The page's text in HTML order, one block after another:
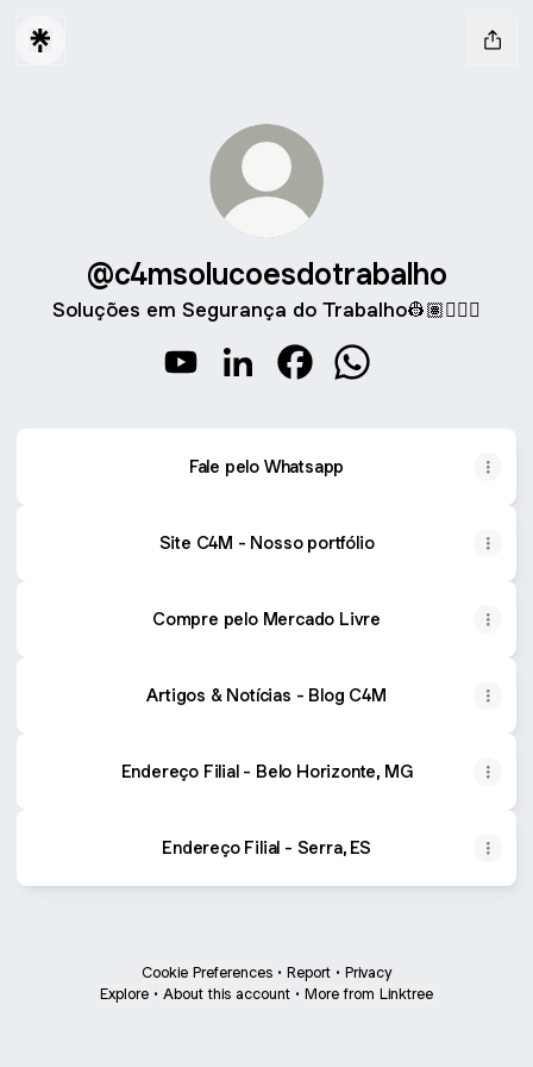
@c4msolucoesdotrabalho
Soluções em Segurança do Trabalho👷🏽👷🏾‍♀️
Fale pelo Whatsapp
Site C4M - Nosso portfólio
Compre pelo Mercado Livre
Artigos & Notícias - Blog C4M
Endereço Filial - Belo Horizonte, MG
Endereço Filial - Serra, ES
Cookie Preferences • Report • Privacy
Explore • About this account • More from Linktree